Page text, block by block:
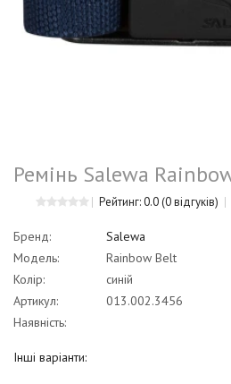
Ремінь Salewa
Рейтинг: 0.0(0 відгуків)
Бренд:
Salewa
Модель:
Rainbow Belt
Колір:
синій
Артикул:
013.002.3456
Наявність:
Інші варіанти: